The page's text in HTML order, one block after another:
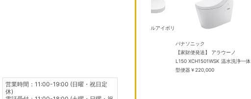
P TCF587 #SC1 パステルアイボリ
パナソニック
【家財便発送】 アラウーノ
L150 XCH1501WSK 温水洗浄一体
型便器￥220,000
営業時間：11:00-19:00 (日曜・祝日定
休)